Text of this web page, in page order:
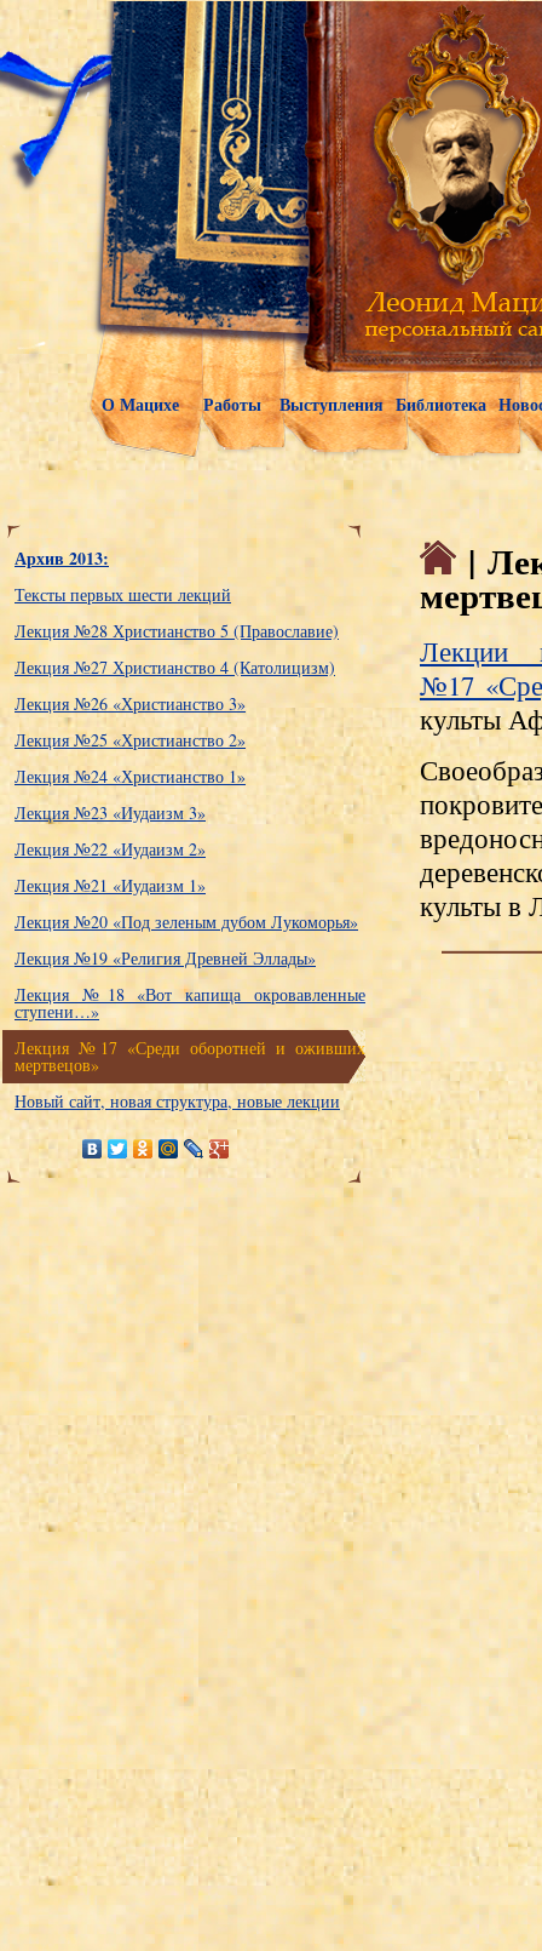
О Мацихе Работы Выступления Библиотека
Архив 2013:
Тексты первых шести лекций
Лекция №28 Христианство 5 (Православие)
Лекция №27 Христианство 4 (Католицизм)
Лекция №26 «Христианство 3»
Лекция №25 «Христианство 2»
Лекция №24 «Христианство 1»
Лекция №23 «Иудаизм 3»
Лекция №22 «Иудаизм 2»
Лекция №21 «Иудаизм 1»
Лекция №20 «Под зеленым дубом Лукоморья»
Лекция №19 «Религия Древней Эллады»
Лекция №18 «Вот капища окровавленные
ступени…»
Лекция №17 «Среди оборотней и оживших
мертвецов»
Новый сайт, новая структура, новые лекции
|
Лекции
№17
культы
культы в